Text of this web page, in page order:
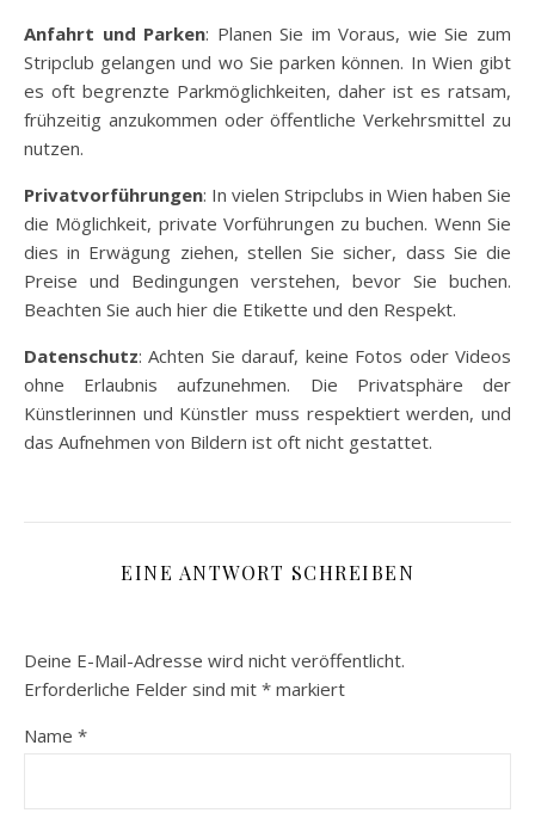
Anfahrt und Parken: Planen Sie im Voraus, wie Sie zum
Stripclub gelangen und wo Sie parken können. In Wien gibt
es oft begrenzte Parkmöglichkeiten, daher ist es ratsam,
frühzeitig anzukommen oder öffentliche Verkehrsmittel zu
nutzen.
Privatvorführungen: In vielen Stripclubs in Wien haben Sie
die Möglichkeit, private Vorführungen zu buchen. Wenn Sie
dies in Erwägung ziehen, stellen Sie sicher, dass Sie die
Preise und Bedingungen verstehen, bevor Sie buchen.
Beachten Sie auch hier die Etikette und den Respekt.
Datenschutz: Achten Sie darauf, keine Fotos oder Videos
ohne Erlaubnis aufzunehmen. Die Privatsphäre der
Künstlerinnen und Künstler muss respektiert werden, und
das Aufnehmen von Bildern ist oft nicht gestattet.
EINE ANTWORT SCHREIBEN
Deine E-Mail-Adresse wird nicht veröffentlicht.
Erforderliche Felder sind mit * markiert
Name *